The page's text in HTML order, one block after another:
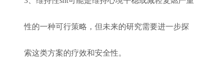
性的一种可行策略，但未来的研究需要进一步探
索这类方案的疗效和安全性。